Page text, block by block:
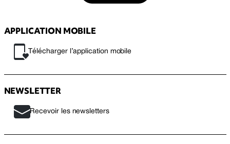
APPLICATION MOBILE
Télécharger l’application mobile
NEWSLETTER
Recevoir les newsletters